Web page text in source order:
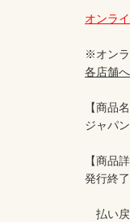
オンラ
※オンラ
各店舗
【商品名
ジャパ
【商品
発行終了
払い戻